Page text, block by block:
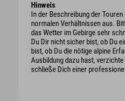
Hinweis
In der Beschreibung der
normalen Verhältnissen aus.
das Wetter im Gebirge sehr
Du Dir nicht sicher bist, ob Du
bist, ob Du die nötige alpine
Ausbildung dazu hast,
schließe Dich einer